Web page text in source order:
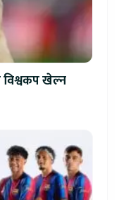
विश्वकप खेल्न